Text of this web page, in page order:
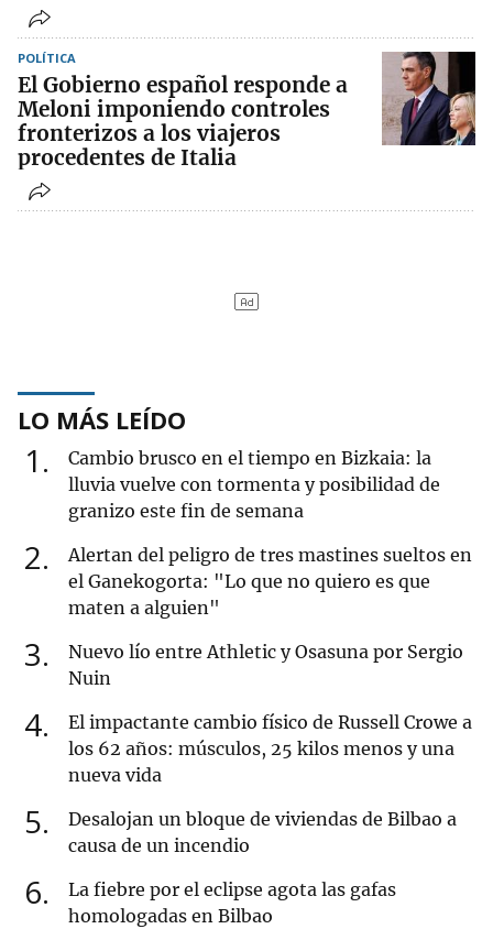
POLÍTICA
El Gobierno español responde a
Meloni imponiendo controles
fronterizos a los viajeros
procedentes de Italia
LO MÁS LEÍDO
1
Cambio brusco en el tiempo en Bizkaia: la
lluvia vuelve con tormenta y posibilidad de
granizo este fin de semana
2
Alertan del peligro de tres mastines sueltos en
el Ganekogorta: "Lo que no quiero es que
maten a alguien"
3
Nuevo lío entre Athletic y Osasuna por Sergio
Nuin
4
El impactante cambio físico de Russell Crowe a
los 62 años: músculos, 25 kilos menos y una
nueva vida
5
Desalojan un bloque de viviendas de Bilbao a
causa de un incendio
6
La fiebre por el eclipse agota las gafas
homologadas en Bilbao